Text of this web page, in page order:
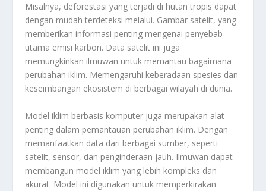
Misalnya, deforestasi yang terjadi di hutan tropis dapat
dengan mudah terdeteksi melalui. Gambar satelit, yang
memberikan informasi penting mengenai penyebab
utama emisi karbon. Data satelit ini juga
memungkinkan ilmuwan untuk memantau bagaimana
perubahan iklim. Memengaruhi keberadaan spesies dan
keseimbangan ekosistem di berbagai wilayah di dunia.
Model iklim berbasis komputer juga merupakan alat
penting dalam pemantauan perubahan iklim. Dengan
memanfaatkan data dari berbagai sumber, seperti
satelit, sensor, dan penginderaan jauh. Ilmuwan dapat
membangun model iklim yang lebih kompleks dan
akurat. Model ini digunakan untuk memperkirakan